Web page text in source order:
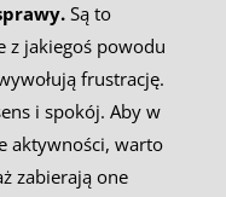
Są to
z jakiegoś powodu
frustrację.
i spokój. Aby w
aktywności, warto
zabierają one